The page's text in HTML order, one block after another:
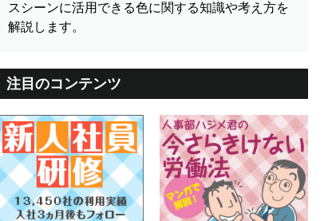
スシーンに活用できる色に関する知識や考え方を
解説します。
注目のコンテンツ